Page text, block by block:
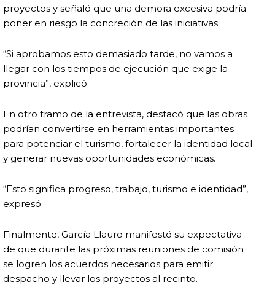
proyectos y señaló que una demora excesiva podría
poner en riesgo la concreción de las iniciativas.
“Si aprobamos esto demasiado tarde, no vamos a
llegar con los tiempos de ejecución que exige la
provincia”, explicó.
En otro tramo de la entrevista, destacó que las obras
podrían convertirse en herramientas importantes
para potenciar el turismo, fortalecer la identidad local
y generar nuevas oportunidades económicas.
“Esto significa progreso, trabajo, turismo e identidad”,
expresó.
Finalmente, García Llauro manifestó su expectativa
de que durante las próximas reuniones de comisión
se logren los acuerdos necesarios para emitir
despacho y llevar los proyectos al recinto.